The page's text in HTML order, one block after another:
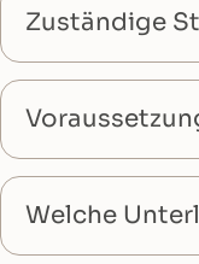
Zuständige
Welche